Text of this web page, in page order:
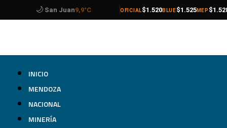
🌙 Catamarca9,2°C OFICIAL
compra
venta $1.520BLUE
compra
venta$1.525MEP
compra
venta
INICIO
MENDOZA
NACIONAL
MINERÍA